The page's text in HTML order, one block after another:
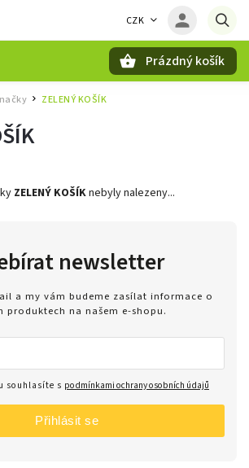
CZK
Prázdný košík
/ ZELENÝ KOŠÍK
ZELENÝ KOŠÍKnebyly nalezeny...
newsletter
a my vám budeme zasílat informace o
produktech na našem e-shopu.
souhlasíte s podmínkami ochrany osobních údajů
Přihlásit se